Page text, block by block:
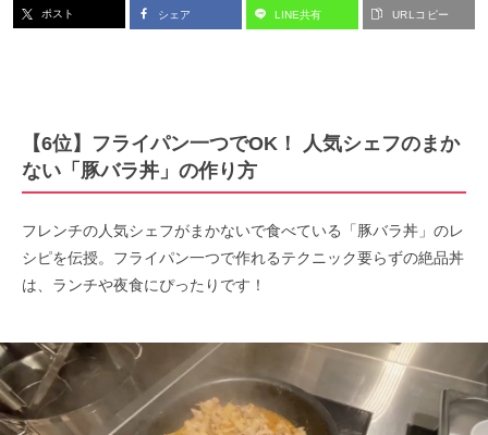
ポスト シェア LINE共有 URLコピー
【6位】フライパン一つでOK！ 人気シェフのまか
ない「豚バラ丼」の作り方
フレンチの人気シェフがまかないで食べている「豚バラ丼」のレ
シピを伝授。フライパン一つで作れるテクニック要らずの絶品丼
は、ランチや夜食にぴったりです！